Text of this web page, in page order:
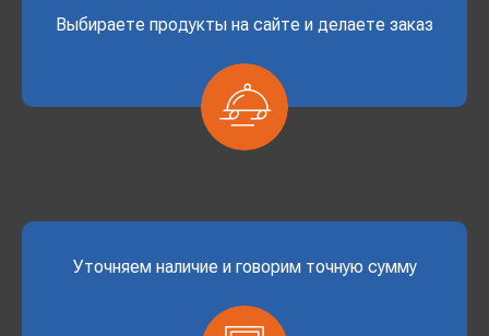
Выбираете продукты на сайте и делаете заказ
Уточняем наличие и говорим точную сумму